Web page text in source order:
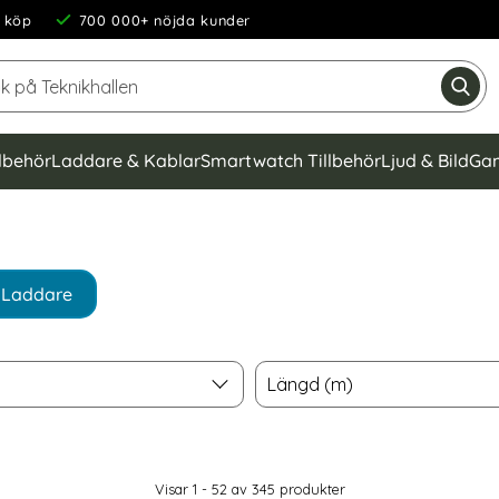
köp 700 000+ nöjda kunder
Laddare & KablarSmartwatch TillbehörLjud & Bild
Laddare
Längd (m)
Längd (m)
Visar 1 - 52 av 345 produkter